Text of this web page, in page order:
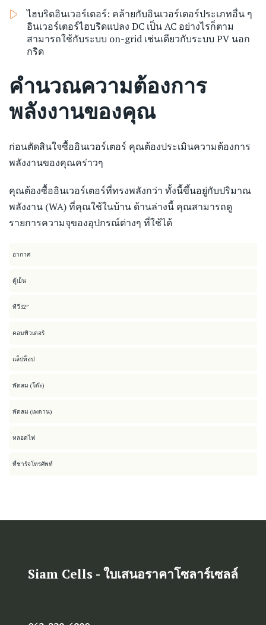
You must be 20+ to access the
website.
Yes No
ไฮบริดอินเวอร์เตอร์: คล้ายกับอินเวอร์เตอร์ประเภทอื่น ๆ
อินเวอร์เตอร์ไฮบริดแปลง DC เป็น AC อย่างไรก็ตาม
สามารถใช้กับระบบ on-grid เช่นเดียวกับระบบ PV นอก
กริด
คำนวณความต้องการ
พลังงานของคุณ
ก่อนตัดสินใจซื้ออินเวอร์เตอร์ คุณต้องประเมินความต้องการ
พลังงานของคุณคร่าวๆ
คุณต้องซื้ออินเวอร์เตอร์ที่ทรงพลังกว่า ทั้งนี้ขึ้นอยู่กับปริมาณ
พลังงาน (WA) ที่คุณใช้ในบ้าน ด้านล่างนี้ คุณสามารถดู
รายการความจุของอุปกรณ์ต่างๆ ที่ใช้ได้
อากาศ
ตู้เย็น
ทีวี32”
คอมพิวเตอร์
แล็ปท็อป
พัดลม (โต๊ะ)
พัดลม (เพดาน)
หลอดไฟ
ที่ชาร์จโทรศัพท์
Siam Cells - ใบเสนอราคาโซลาร์เซลล์